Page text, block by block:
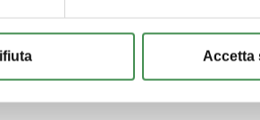
Accetta
comfort e stabilità.